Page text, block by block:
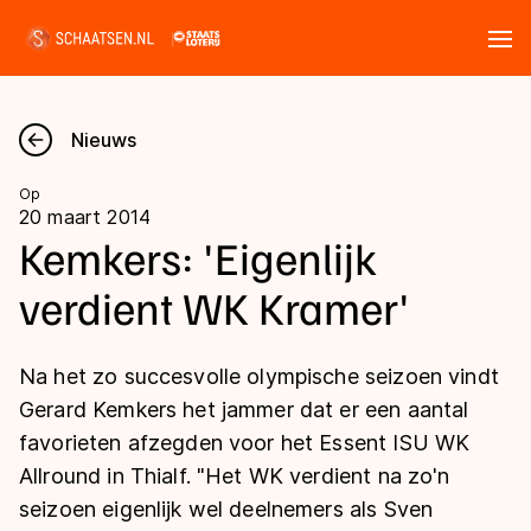
Nieuws
Kalender
Disciplines
Langebaan
Shorttrack
Inlineskaten
Uitslagen
Langebaan
Shorttrack
Marathon
Tijden & historie
Ranglijsten Langebaan
Nieuws
Op
20 maart 2014
Kemkers: 'Eigenlijk
verdient WK Kramer'
Na het zo succesvolle olympische seizoen vindt
Gerard Kemkers het jammer dat er een aantal
favorieten afzegden voor het Essent ISU WK
Allround in Thialf. "Het WK verdient na zo'n
seizoen eigenlijk wel deelnemers als Sven